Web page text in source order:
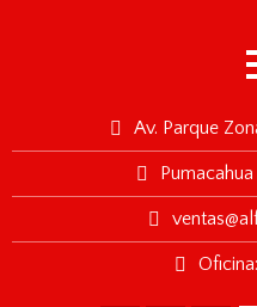
Av. Parque